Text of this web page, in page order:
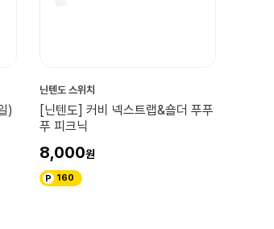
)
닌텐도 스위치
[닌텐도] 커비 넥스트랩&숄더 푸푸
푸 피크닉
8,000
160